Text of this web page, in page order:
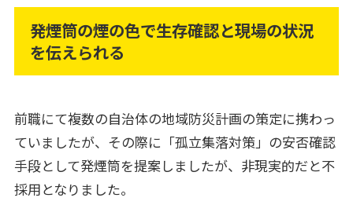
発煙筒の煙の色で生存確認と現場の状況
を伝えられる
前職にて複数の自治体の地域防災計画の策定に携わっ
ていましたが、その際に「孤立集落対策」の安否確認
手段として発煙筒を提案しましたが、非現実的だと不
採用となりました。